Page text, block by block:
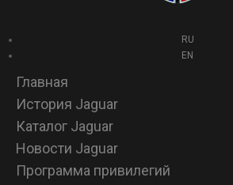
RU
EN
Главная
История Jaguar
Каталог Jaguar
Новости Jaguar
Программа привилегий